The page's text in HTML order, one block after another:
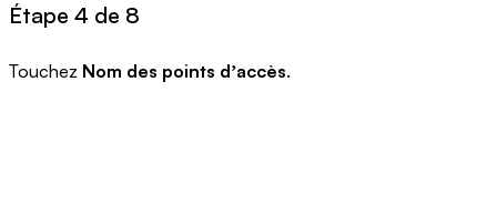
Étape 4 de 8
Touchez Nom des points dʼaccès.